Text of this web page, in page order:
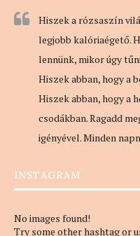
Hiszek a rózsaszín
legjobb kalóriaégető.
lennünk, mikor úgy
Hiszek abban, hogy a
Hiszek abban, hogy a
csodákban. Ragadd
igényével. Minden
INSTAGRAM
No images found!
Try some other hashtag or